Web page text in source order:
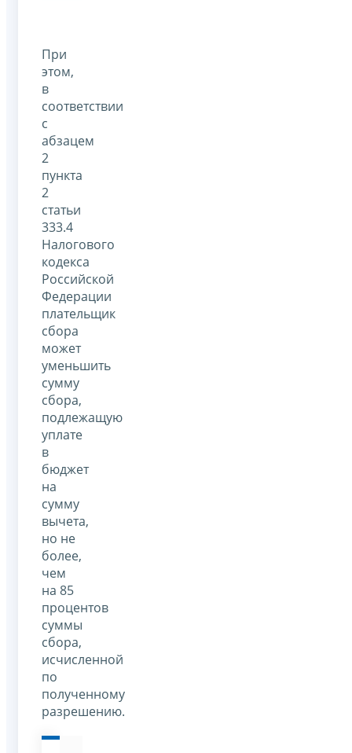
При
этом,
в
соответствии
с
абзацем
2
пункта
2
статьи
333.4
Налогового
кодекса
Российской
Федерации
плательщик
сбора
может
уменьшить
сумму
сбора,
подлежащую
уплате
в
бюджет
на
сумму
вычета,
но не
более,
чем
на 85
процентов
суммы
сбора,
исчисленной
по
полученному
разрешению.